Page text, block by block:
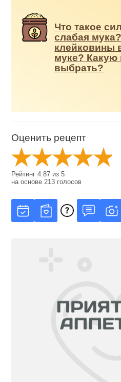
Что такое
слабая
клейковины
муке? Какую
выбрать?
Оценить рецепт
Рейтинг4.87 из5
на основе213 голосов